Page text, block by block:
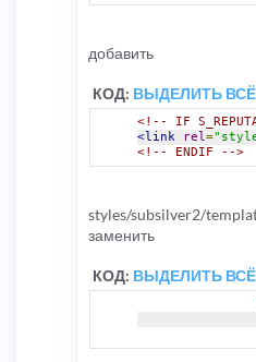
добавить
КОД: ВЫДЕЛИТЬ ВСЁ
<!-- IF
<link
rel=
<!-- ENDIF -->
styles/subsilver2/
заменить
КОД: ВЫДЕЛИТЬ ВСЁ